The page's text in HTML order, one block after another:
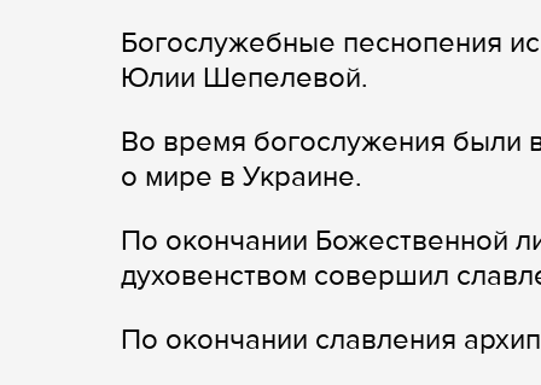
Богослужебные песнопения
Юлии Шепелевой.
Во время богослужения были
о мире в Украине.
По окончании Божественной
духовенством совершил
По окончании славления